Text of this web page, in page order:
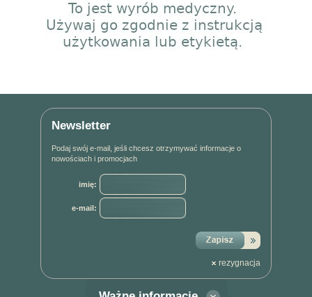
Newsletter
Podaj swój e-mail, jeśli chcesz otrzymywać informacje o
nowościach i promocjach
imię:
e-mail:
rezygnacja